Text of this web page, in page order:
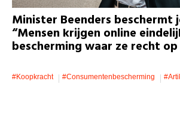
Minister Beenders beschermt
“Mensen krijgen online
bescherming waar ze recht
#koopkracht #consumentenbescherming